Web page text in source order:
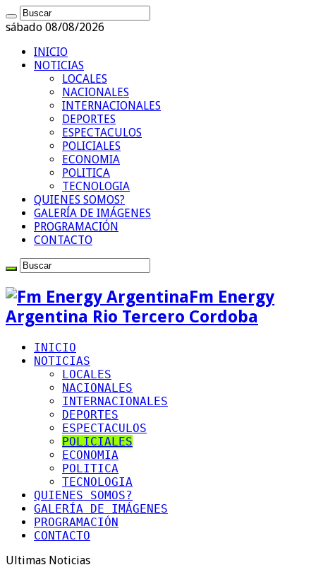
sábado 08/08/2026
INICIO
NOTICIAS
LOCALES
NACIONALES
INTERNACIONALES
DEPORTES
ESPECTACULOS
POLICIALES
ECONOMIA
POLITICA
TECNOLOGIA
QUIENES SOMOS?
GALERÍA DE IMÁGENES
PROGRAMACIÓN
CONTACTO
Fm Energy
Argentina Rio Tercero Cordoba
INICIO
NOTICIAS
LOCALES
NACIONALES
INTERNACIONALES
DEPORTES
ESPECTACULOS
POLICIALES
ECONOMIA
POLITICA
TECNOLOGIA
QUIENES SOMOS?
GALERÍA DE IMÁGENES
PROGRAMACIÓN
CONTACTO
Ultimas Noticias